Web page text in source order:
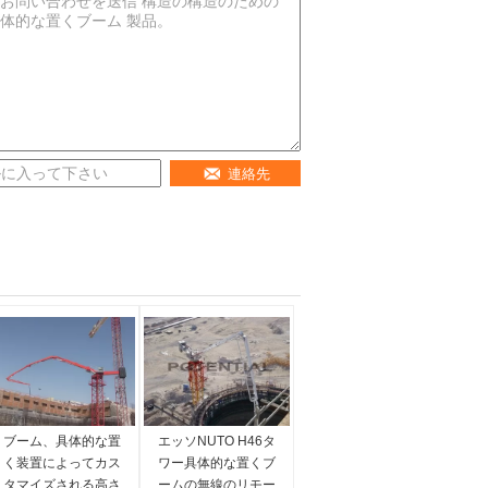
連絡先
ブーム、具体的な置
く装置によってカス
タマイズされる高さ
エッソNUTO H46タ
ワー具体的な置くブ
ームの無線のリモー